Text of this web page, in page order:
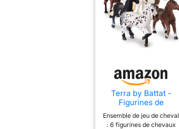
Terra by Battat -
Figurines de
Chevaux, 6 Chevaux
Miniatures réalistes
Ensemble de jeu de cheval
: 6 figurines de chevaux